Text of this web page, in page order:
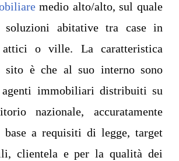
medio alto/alto, sul quale
soluzioni abitative tra case in
o ville. La caratteristica
sito è che al suo interno sono
agenti immobiliari distribuiti su
nazionale, accuratamente
base a requisiti di legge, target
clientela e per la qualità dei